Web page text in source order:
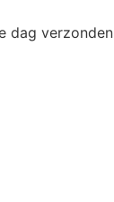
dag verzonden